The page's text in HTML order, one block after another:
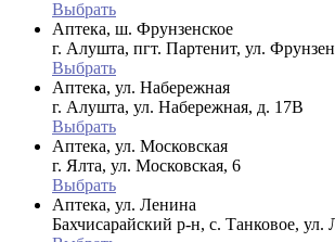
Выбрать
Аптека, ш. Фрунзенское
г. Алушта, пгт. Партенит, ул.
Выбрать
Аптека, ул. Набережная
г. Алушта, ул. Набережная, д. 17В
Выбрать
Аптека, ул. Московская
г. Ялта, ул. Московская, 6
Выбрать
Аптека, ул. Ленина
Бахчисарайский р-н, с. Танковое, ул.